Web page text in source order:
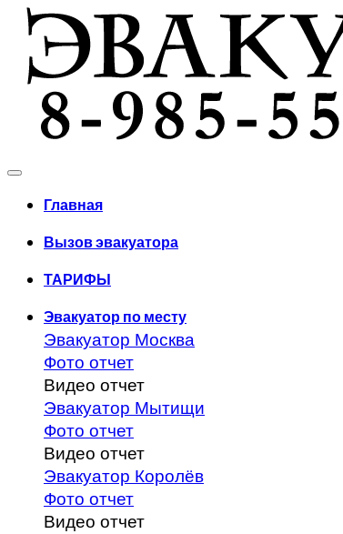
Главная
Вызов эвакуатора
ТАРИФЫ
Эвакуатор по месту
Эвакуатор Москва
Фото отчет
Видео отчет
Эвакуатор Мытищи
Фото отчет
Видео отчет
Эвакуатор Королёв
Фото отчет
Видео отчет